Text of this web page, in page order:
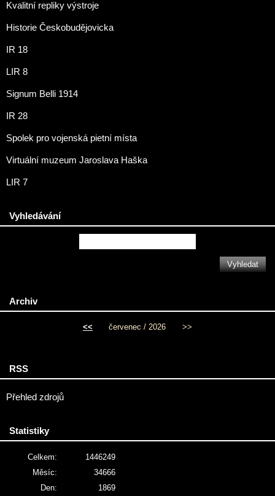
Kvalitní repliky výstroje
Historie Českobudějovicka
IR 18
LIR 8
Signum Belli 1914
IR 28
Spolek pro vojenská pietní místa
Virtuální muzeum Jaroslava Haška
LIR 7
Vyhledávání
Archiv
<< červenec / 2026 >>
RSS
Přehled zdrojů
Statistiky
Celkem:
1446249
Měsíc:
34666
Den:
1869